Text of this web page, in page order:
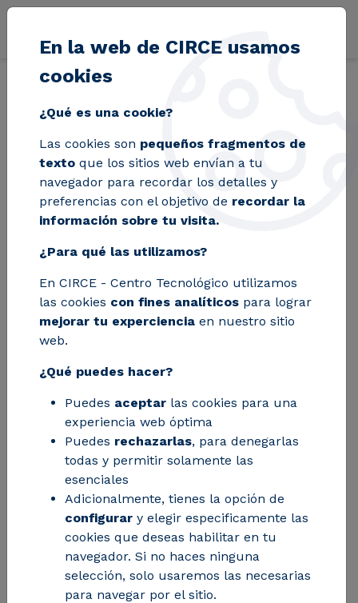
Pasar al contenido principal
Blog Soluciones innovadoras para la eficiencia
Soluciones
innovadoras para la
eficiencia energética
industrial
La revista European Energy Innovation
ha publicado un artículo sobre dos
proyectos de CIRCE encaminados a
desarrollar un sector industrial
europeo más competitivo y sostenible
En la web de CIRCE usamos
cookies
¿Qué es una cookie?
Las cookies son pequeños fragmentos de
texto que los sitios web envían a tu
navegador para recordar los detalles y
preferencias con el objetivo de recordar la
información sobre tu visita.
¿Para qué las utilizamos?
En CIRCE - Centro Tecnológico utilizamos
las cookies con fines analíticos para lograr
mejorar tu experciencia en nuestro sitio
web.
¿Qué puedes hacer?
Puedes aceptar las cookies para una
experiencia web óptima
Puedes rechazarlas, para denegarlas
todas y permitir solamente las
esenciales
Adicionalmente, tienes la opción de
configurar y elegir especificamente las
cookies que deseas habilitar en tu
navegador. Si no haces ninguna
selección, solo usaremos las necesarias
para navegar por el sitio.